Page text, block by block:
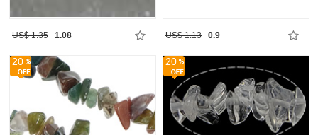
US$ 1.35 1.08 US$ 1.13 0.9
20 20